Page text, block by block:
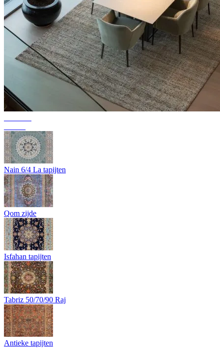
Nain 6/4 La tapijten
Qom zijde
Isfahan tapijten
Tabriz 50/70/90 Raj
Antieke tapijten